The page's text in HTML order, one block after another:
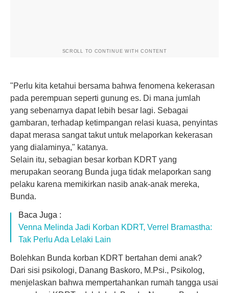
SCROLL TO CONTINUE WITH CONTENT
"Perlu kita ketahui bersama bahwa fenomena kekerasan
pada perempuan seperti gunung es. Di mana jumlah
yang sebenarnya dapat lebih besar lagi. Sebagai
gambaran, terhadap ketimpangan relasi kuasa, penyintas
dapat merasa sangat takut untuk melaporkan kekerasan
yang dialaminya," katanya.
Selain itu, sebagian besar korban KDRT yang
merupakan seorang Bunda juga tidak melaporkan sang
pelaku karena memikirkan nasib anak-anak mereka,
Bunda.
Baca Juga :
Venna Melinda Jadi Korban KDRT, Verrel Bramastha:
Tak Perlu Ada Lelaki Lain
Bolehkan Bunda korban KDRT bertahan demi anak?
Dari sisi psikologi, Danang Baskoro, M.Psi., Psikolog,
menjelaskan bahwa mempertahankan rumah tangga usai